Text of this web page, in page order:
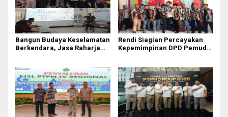
Bangun Budaya Keselamatan
Berkendara, Jasa Raharja
Rendi Siagian Percayakan
Kepemimpinan DPD Pemuda